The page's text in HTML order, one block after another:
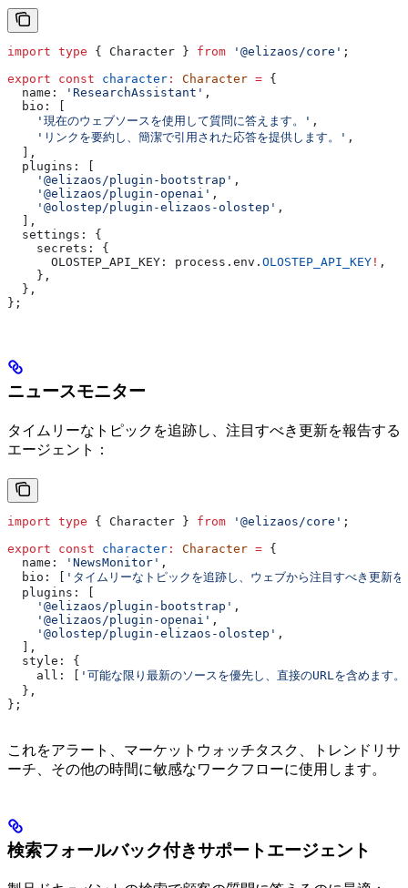
import type { Character } from '@elizaos/core' ;
export const character : Character = {
  name:
'ResearchAssistant' ,
  bio:
    '現在のウェブソースを使用して質問に答えます。'
,
    'リンクを要約し、簡潔で引用された応答を提供します。'
,
  ],
  plugins:
    '@elizaos/plugin-bootstrap'
,
    '@elizaos/plugin-openai'
,
    '@olostep/plugin-elizaos-olostep'
,
  ],
  settings:
{
    secrets:
{
      OLOSTEP_API_KEY:
process . env . OLOSTEP_API_KEY ! ,
    },
  },
};
ニュースモニター
タイムリーなトピックを追跡し、注目すべき更新を報告する
エージェント：
import type { Character } from '@elizaos/core' ;
export const character : Character = {
  name:
'NewsMonitor' ,
  bio:
'タイムリーなトピックを追跡し、ウェブから注目すべき更新
  plugins:
    '@elizaos/plugin-bootstrap'
,
    '@elizaos/plugin-openai'
,
    '@olostep/plugin-elizaos-olostep'
,
  ],
  style:
{
    all:
'可能な限り最新のソースを優先し、直接のURLを含めます
  },
};
これをアラート、マーケットウォッチタスク、トレンドリサ
ーチ、その他の時間に敏感なワークフローに使用します。
検索フォールバック付きサポートエージェント